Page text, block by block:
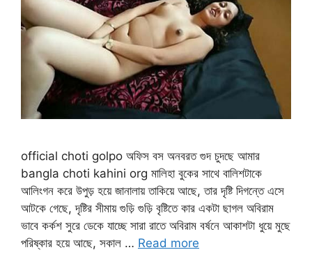
official choti golpo অফিস বস অনবরত গুদ চুদছে আমার
bangla choti kahini org মালিহা বুকের সাথে বালিশটাকে
আলিংগন করে উপুড় হয়ে জানালায় তাকিয়ে আছে, তার দৃষ্টি দিগন্তে এসে
আটকে গেছে, দৃষ্টির সীমায় গুড়ি গুড়ি বৃষ্টিতে কার একটা ছাগল অবিরাম
ভাবে কর্কশ সুরে ডেকে যাচ্ছে সারা রাতে অবিরাম বর্ষনে আকাশটা ধুয়ে মুছে
পরিষ্কার হয়ে আছে, সকাল … Read more